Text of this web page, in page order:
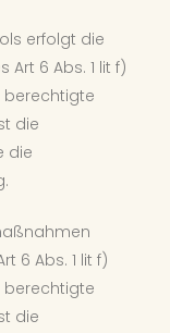
erfolgt die
6 Abs. 1 lit f)
berechtigte
die
die
6 Abs. 1 lit f)
berechtigte
die